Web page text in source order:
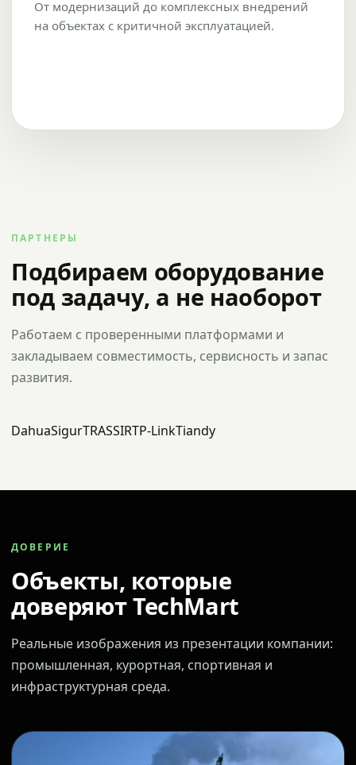
От модернизаций до комплексных внедрений
на объектах с критичной эксплуатацией.
ПАРТНЕРЫ
Подбираем оборудование
под задачу, а не наоборот
Работаем с проверенными платформами и
закладываем совместимость, сервисность и запас
развития.
DahuaSigurTRASSIRTP-LinkTiandy
ДОВЕРИЕ
Объекты, которые
доверяют TechMart
Реальные изображения из презентации компании:
промышленная, курортная, спортивная и
инфраструктурная среда.